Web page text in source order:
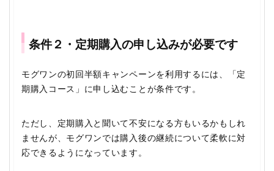
条件２・定期購入の申し込みが必要です
モグワンの初回半額キャンペーンを利用するには、「定
期購入コース」に申し込むことが条件です。
ただし、定期購入と聞いて不安になる方もいるかもしれ
ませんが、モグワンでは購入後の継続について柔軟に対
応できるようになっています。